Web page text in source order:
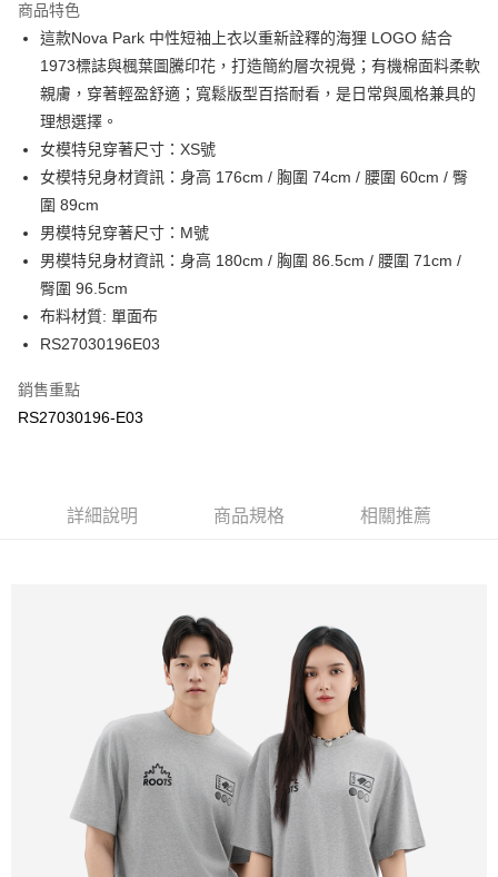
合作金庫商業銀行
華南商業銀行
彰化商業銀行
上海商業儲蓄銀行
台北富邦商業銀行
國泰世華商業銀行
兆豐國際商業銀行
臺灣中小企業銀行
匯豐（台灣）商業銀行
聯邦商業銀行
元大商業銀行
永豐商業銀行
玉山商業銀行
台新國際商業銀行
台灣樂天信用卡公司
6 期 0 利率 每期
華南商業銀行
彰化商業銀行
上海商業儲蓄銀行
台北富邦商業銀行
國泰世華商業銀行
臺灣中小企業銀行
匯豐（台灣）商業銀行
華泰商業銀行
元大商業銀行
玉山商業銀行
台新國際商業銀行
中國信託商業銀行
台灣樂天信用卡公司
LINE Pay
Apple Pay
街口支付
運送方式
限時免運活動
免運費
限時運費優惠-離島
每筆NT$100
商品特色
這款Nova Park 中性短袖上衣以重新詮釋的海狸 LOGO 結合
1973標誌與楓葉圖騰印花，打造簡約層次視覺；有機棉面料柔軟
親膚，穿著輕盈舒適；寬鬆版型百搭耐看，是日常與風格兼具的
理想選擇。
女模特兒穿著尺寸：XS號
女模特兒身材資訊：身高 176cm / 胸圍 74cm / 腰圍 60cm / 臀
圍 89cm
男模特兒穿著尺寸：M號
男模特兒身材資訊：身高 180cm / 胸圍 86.5cm / 腰圍 71cm /
臀圍 96.5cm
布料材質: 單面布
RS27030196E03
銷售重點
RS27030196-E03
詳細說明 商品規格 相關推薦